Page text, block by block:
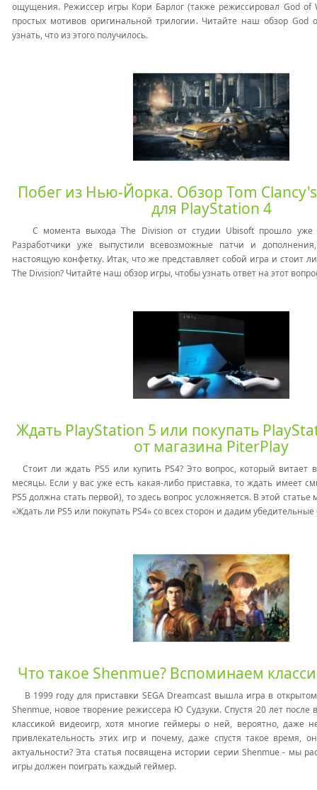
ощущения. Режиссер игры Кори Барлог (также режиссировал God
простых мотивов оригинальной трилогии. Читайте наш обзор God
узнать, что из этого получилось.
Побег из Нью-Йорка. Обзор Tom
для PlayStation 4
С момента выхода The Division от студии Ubisoft прошло уже
Разработчики уже выпустили всевозможные патчи и
настоящую конфетку. Итак, что же представляет собой игра и стоит
The Division? Читайте наш обзор игры, чтобы узнать ответ на этот
Ждать PlayStation 5 или покупать
от магазина PiterPlay
Стоит ли ждать PS5 или купить PS4? Это вопрос, который витает
месяцы. Если у вас уже есть какая-либо приставка, то ждать имеет
PS5 должна стать первой), то здесь вопрос усложняется. В этой статье
«Ждать ли PS5 или покупать PS4» со всех сторон и дадим убедительные
Что такое Shenmue? Вспоминаем
В 1999 году для приставки SEGA Dreamcast вышла игра в
Shenmue, новое творение режиссера Ю Судзуки. Спустя 20 лет после
классикой видеоигр, хотя многие геймеры о ней, вероятно,
привлекательность этих игр и почему, даже спустя такое время,
актуальности? Эта статья посвящена истории серии Shenmue - мы
игры должен поиграть каждый геймер.